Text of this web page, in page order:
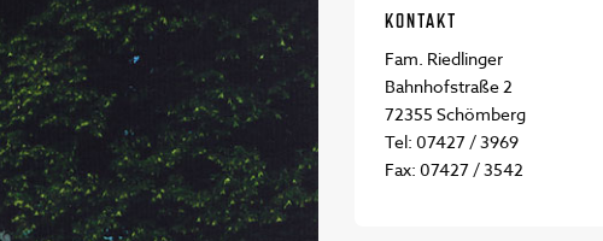
KONTAKT
Fam. Riedlinger
Bahnhofstraße 2
72355 Schömberg
Tel: 07427 / 3969
Fax: 07427 / 3542